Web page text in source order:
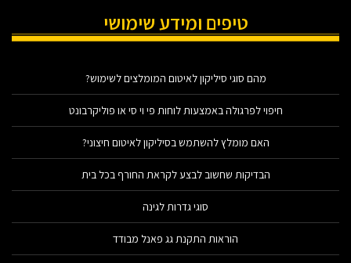
טיפים ומידע שימושי
מהם סוגי סיליקון לאיטום המומלצים לשימוש?
חיפוי לפרגולה באמצעות לוחות פי וי סי או פוליקרבונט
האם מומלץ להשתמש בסיליקון לאיטום חיצוני?
הבדיקות שחשוב לבצע לקראת החורף בכל בית
סוגי גדרות לגינה
הוראות התקנת גג פאנל מבודד